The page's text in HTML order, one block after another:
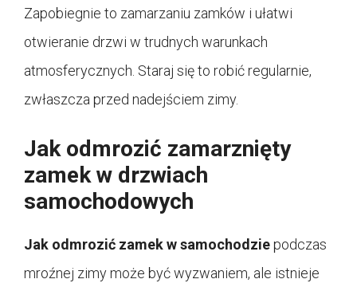
Zapobiegnie to zamarzaniu zamków i ułatwi
otwieranie drzwi w trudnych warunkach
atmosferycznych. Staraj się to robić regularnie,
zwłaszcza przed nadejściem zimy.
Jak odmrozić zamarznięty
zamek w drzwiach
samochodowych
Jak odmrozić zamek w samochodziepodczas
mroźnej zimy może być wyzwaniem, ale istnieje